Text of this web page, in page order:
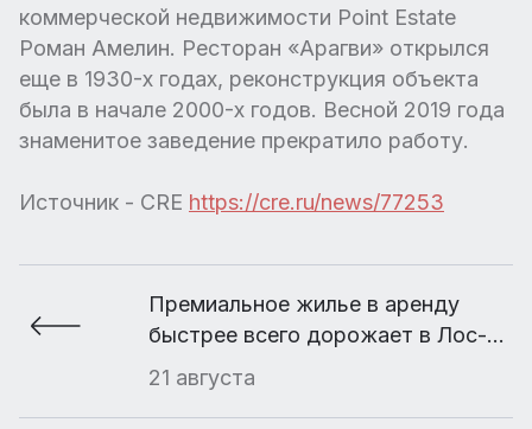
коммерческой недвижимости Point Estate
Роман Амелин. Ресторан «Арагви» открылся
еще в 1930-х годах, реконструкция объекта
была в начале 2000-х годов. Весной 2019 года
знаменитое заведение прекратило работу.
Источник - CRE https://cre.ru/news/77253
Премиальное жилье в аренду
быстрее всего дорожает в Лос-
Анджелесе, Берлине и Москве
21 августа